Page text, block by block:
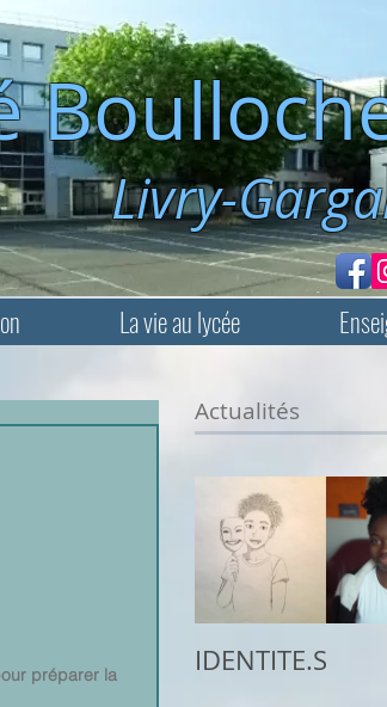
La vie au lycée
préparer la
Actualités
IDENTITE.S